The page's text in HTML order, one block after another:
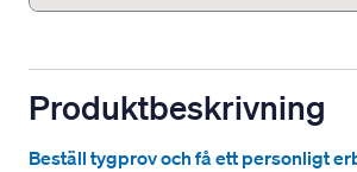
Produktbeskrivning
Beställ tygprov och få ett personligt